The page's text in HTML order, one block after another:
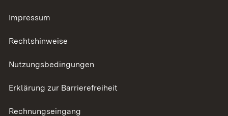
Impressum
Rechtshinweise
Nutzungsbedingungen
Erklärung zur Barrierefreiheit
Rechnungseingang